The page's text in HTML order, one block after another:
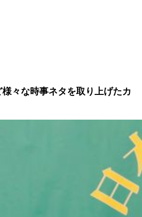
々な時事ネタを取り上げたカ